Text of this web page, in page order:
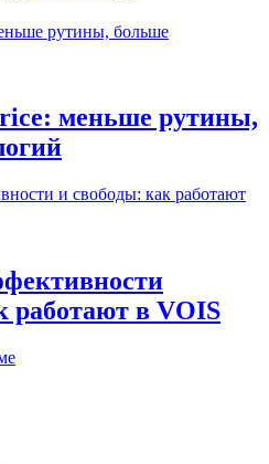
меньше рутины,
работают в VOIS